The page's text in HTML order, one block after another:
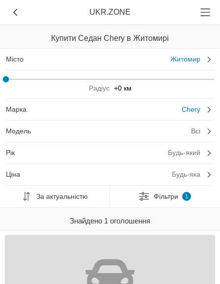
UKR.ZONE
Купити Седан Chery в Житомирі
Місто Житомир
Радіус +0 км
Марка Chery
Модель Всі
Рік Будь-який
Ціна Будь-яка
За актуальністю Фільтри 1
Знайдено 1 оголошення